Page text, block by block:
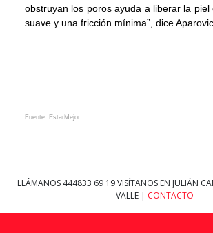
obstruyan los poros ayuda a liberar la piel
suave y una fricción mínima”, dice
Fuente: EstarMejor
LLÁMANOS 444833 69 19VISÍTANOS EN JULIÁN
VALLE | CONTACTO